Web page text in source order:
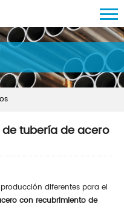
tubería de acero
diferentes para el
con recubrimiento de